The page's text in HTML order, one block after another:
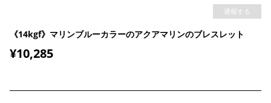
通報する
《14kgf》マリンブルーカラーのアクアマリンのブレスレット
¥10,285